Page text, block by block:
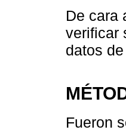
De cara
verificar
datos
Fueron